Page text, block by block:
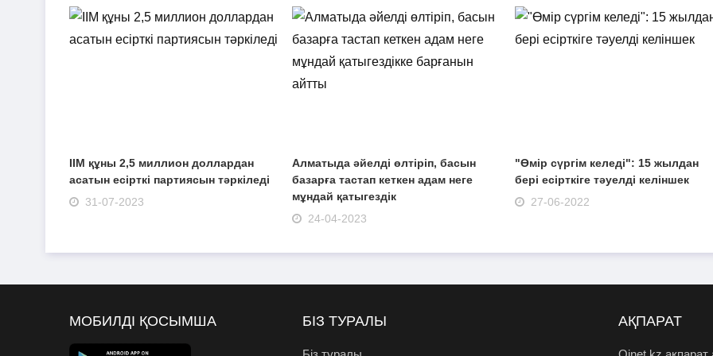
ІІМ құны 2,5 миллион доллардан
асатын есірткі партиясын тәркіледі
31-07-2023
Алматыда әйелді өлтіріп, басын
базарға тастап кеткен адам неге
мұндай қатыгездік
24-04-2023
"Өмір сүргім келеді": 15 жылдан
бері есірткіге тәуелді келіншек
27-06-2022
МОБИЛДІ ҚОСЫМША БІЗ ТУРАЛЫ АҚПАРАТ